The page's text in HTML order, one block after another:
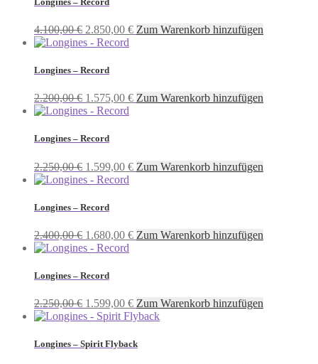
4.100,00€ Ursprünglicher
Preis
4.100,00 €
2.850,00 €Aktueller
Zum Warenkorb hinzufügen
Longines – Record
2.200,00€ Ursprünglicher
Preis
2.200,00 €
1.575,00 €Aktueller
Zum Warenkorb hinzufügen
Longines – Record
2.250,00€ Ursprünglicher
Preis
2.250,00 €
1.599,00 €Aktueller
Zum Warenkorb hinzufügen
Longines – Record
2.400,00€ Ursprünglicher
Preis
2.400,00 €
1.680,00 €Aktueller
Zum Warenkorb hinzufügen
Longines – Record
2.250,00€ Ursprünglicher
Preis
2.250,00 €
1.599,00 €Aktueller
Preis
1.599,00 €.
Zum Warenkorb hinzufügen
Longines – Spirit Flyback